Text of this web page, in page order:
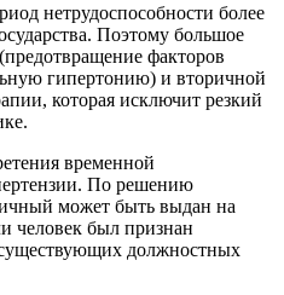
нетрудоспособности более
Поэтому большое
факторов
гипертонию) и вторичной
которая исключит резкий
временной
По решению
может быть выдан на
человек был признан
должностных